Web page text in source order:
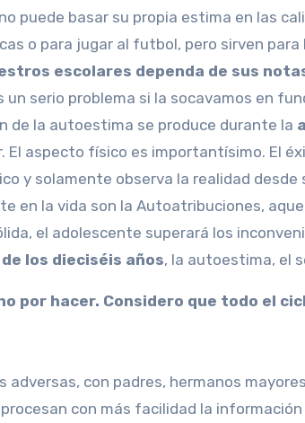
puede basar su propia estima en las
o para jugar al futbol, pero sirven
escolares dependa de sus
serio problema si la socavamos en
de la autoestima se produce durante la
El aspecto físico es importantísimo. El
y solamente observa la realidad
en la vida son la Autoatribuciones,
el adolescente superará los
los dieciséis años, la autoestima, el
por hacer. Considero que todo el
adversas, con padres, hermanos
con más facilidad la